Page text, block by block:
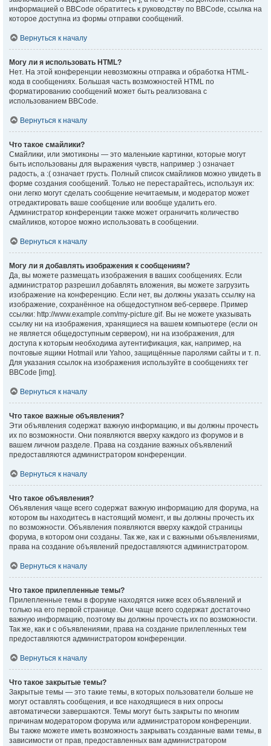
информацией о BBCode обратитесь к руководству по BBCode, ссылка на
которое доступна из формы отправки сообщений.
Вернуться к началу
Могу ли я использовать HTML?
Нет. На этой конференции невозможны отправка и обработка HTML-
кода в сообщениях. Большая часть возможностей HTML по
форматированию сообщений может быть реализована с
использованием BBCode.
Вернуться к началу
Что такое смайлики?
Смайлики, или эмотиконы — это маленькие картинки, которые могут
быть использованы для выражения чувств, например :) означает
радость, а :( означает грусть. Полный список смайликов можно увидеть в
форме создания сообщений. Только не перестарайтесь, используя их:
они легко могут сделать сообщение нечитаемым, и модератор может
отредактировать ваше сообщение или вообще удалить его.
Администратор конференции также может ограничить количество
смайликов, которое можно использовать в сообщении.
Вернуться к началу
Могу ли я добавлять изображения к сообщениям?
Да, вы можете размещать изображения в ваших сообщениях. Если
администратор разрешил добавлять вложения, вы можете загрузить
изображение на конференцию. Если нет, вы должны указать ссылку на
изображение, сохранённое на общедоступном веб-сервере. Пример
ссылки: http://www.example.com/my-picture.gif. Вы не можете указывать
ссылку ни на изображения, хранящиеся на вашем компьютере (если он
не является общедоступным сервером), ни на изображения, для
доступа к которым необходима аутентификация, как, например, на
почтовые ящики Hotmail или Yahoo, защищённые паролями сайты и т. п.
Для указания ссылок на изображения используйте в сообщениях тег
BBCode [img].
Вернуться к началу
Что такое важные объявления?
Эти объявления содержат важную информацию, и вы должны прочесть
их по возможности. Они появляются вверху каждого из форумов и в
вашем личном разделе. Права на создание важных объявлений
предоставляются администратором конференции.
Вернуться к началу
Что такое объявления?
Объявления чаще всего содержат важную информацию для форума, на
котором вы находитесь в настоящий момент, и вы должны прочесть их
по возможности. Объявления появляются вверху каждой страницы
форума, в котором они созданы. Так же, как и с важными объявлениями,
права на создание объявлений предоставляются администратором.
Вернуться к началу
Что такое прилепленные темы?
Прилепленные темы в форуме находятся ниже всех объявлений и
только на его первой странице. Они чаще всего содержат достаточно
важную информацию, поэтому вы должны прочесть их по возможности.
Так же, как и с объявлениями, права на создание прилепленных тем
предоставляются администратором конференции.
Вернуться к началу
Что такое закрытые темы?
Закрытые темы — это такие темы, в которых пользователи больше не
могут оставлять сообщения, и все находящиеся в них опросы
автоматически завершаются. Темы могут быть закрыты по многим
причинам модератором форума или администратором конференции.
Вы также можете иметь возможность закрывать созданные вами темы, в
зависимости от прав, предоставленных вам администратором